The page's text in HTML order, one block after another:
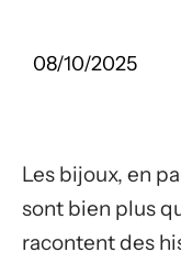
08/10/2025
Les bijoux, en
sont bien plus
racontent des